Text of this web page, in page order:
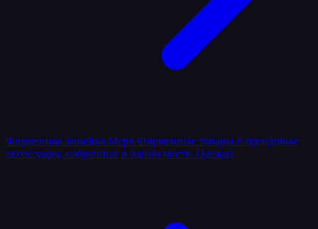
Фирменная линейка Мерч Фирменные товары и брендовые
аксессуары, собранные в одном месте. Одежда